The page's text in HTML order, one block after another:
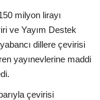
milyon lirayı
ve Yayım Destek
dillere çevirisi
yayınevlerine maddi
çevirisi